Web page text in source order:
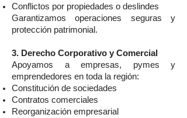
Conflictos por propiedades o deslindes
Garantizamos operaciones seguras y
protección patrimonial.
3. Derecho Corporativo y Comercial
Apoyamos a empresas, pymes y
emprendedores en toda la región:
Constitución de sociedades
Contratos comerciales
Reorganización empresarial